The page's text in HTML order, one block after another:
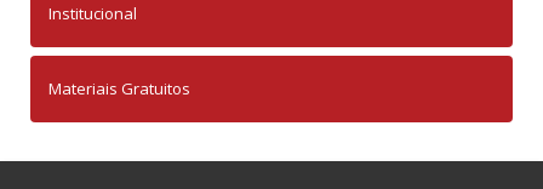
Institucional
Materiais Gratuitos